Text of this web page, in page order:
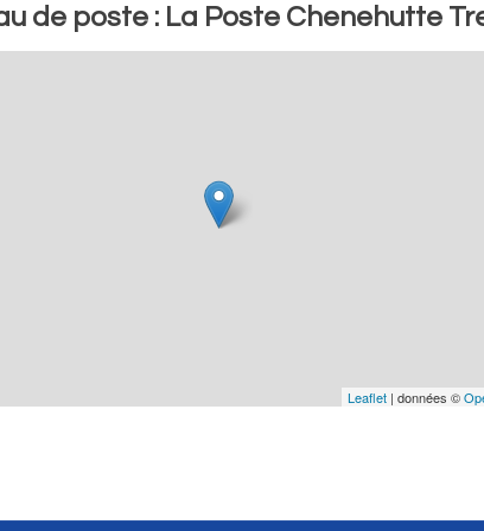
de poste : La Poste Chenehutte
Leaflet | données ©